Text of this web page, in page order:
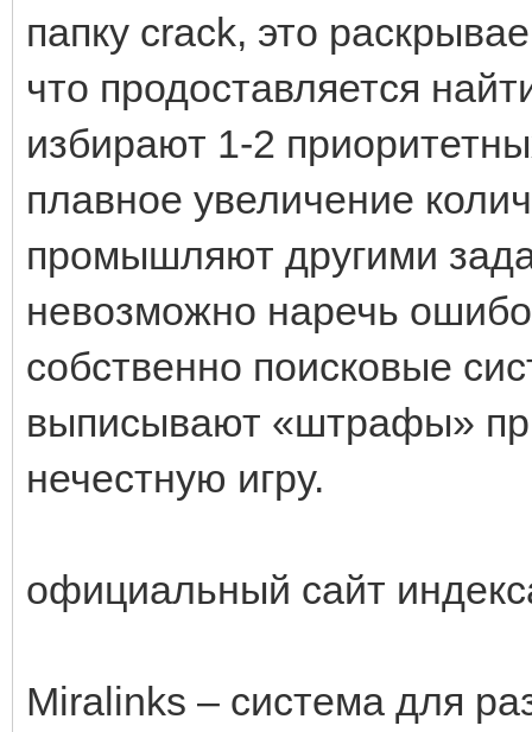
папку crack, это
что продоставляется
избирают 1-2
плавное увеличение
промышляют другими
невозможно наречь
собственно поисковые
выписывают «штрафы»
нечестную игру.
официальный сайт
Miralinks – система для